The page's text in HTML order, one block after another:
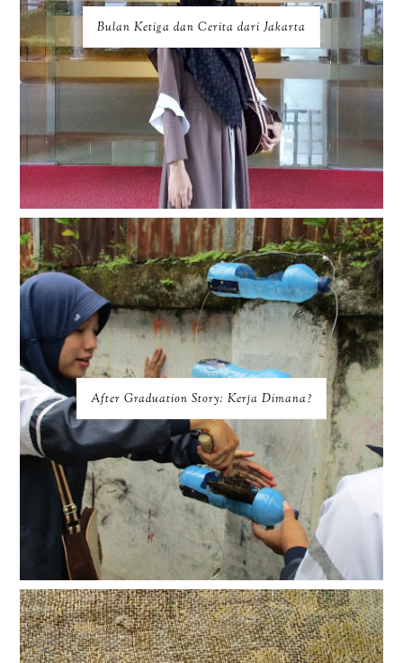
Bulan Ketiga dan Cerita dari Jakarta
After Graduation Story: Kerja Dimana?